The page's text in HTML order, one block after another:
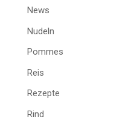
News
Nudeln
Pommes
Reis
Rezepte
Rind